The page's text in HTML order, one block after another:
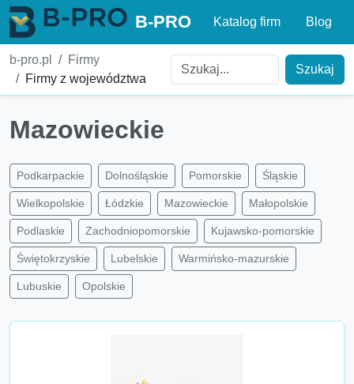
B-PRO Katalog firm Blog
b-pro.pl
Firmy
Firmy z województwa
Szukaj
Mazowieckie
Podkarpackie Dolnośląskie Pomorskie Śląskie
Wielkopolskie Łódzkie Mazowieckie Małopolskie
Podlaskie Zachodniopomorskie Kujawsko-pomorskie
Świętokrzyskie Lubelskie Warmińsko-mazurskie
Lubuskie Opolskie